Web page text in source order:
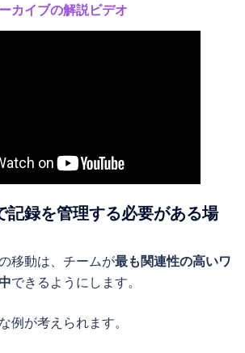
カイブの解説ビデオ
記録を管理する必要がある場
移動は、チームが最も関連性の高いワ
できるようにします。
例が考えられます。